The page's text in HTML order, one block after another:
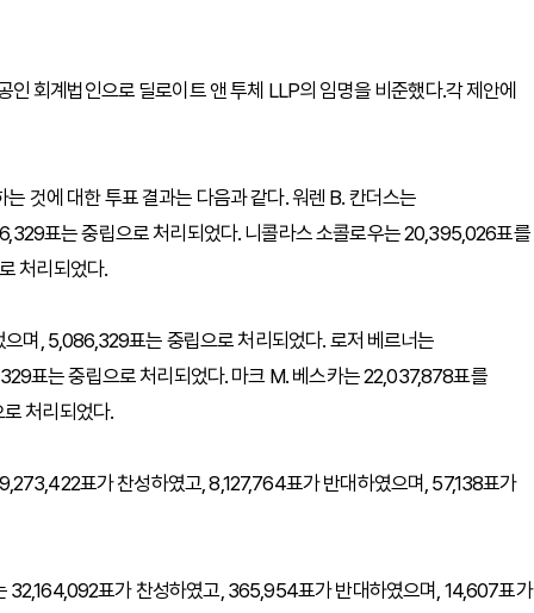
회계법인으로 딜로이트 앤 투체 LLP의 임명을 비준했다.각 제안에
것에 대한 투표 결과는 다음과 같다. 워렌 B. 칸더스는
표는 중립으로 처리되었다. 니콜라스 소콜로우는 20,395,026표를
처리되었다.
며, 5,086,329표는 중립으로 처리되었다. 로저 베르너는
표는 중립으로 처리되었다. 마크 M. 베스카는 22,037,878표를
처리되었다.
표가 찬성하였고, 8,127,764표가 반대하였으며, 57,138표가
32,164,092표가 찬성하였고, 365,954표가 반대하였으며, 14,607표가